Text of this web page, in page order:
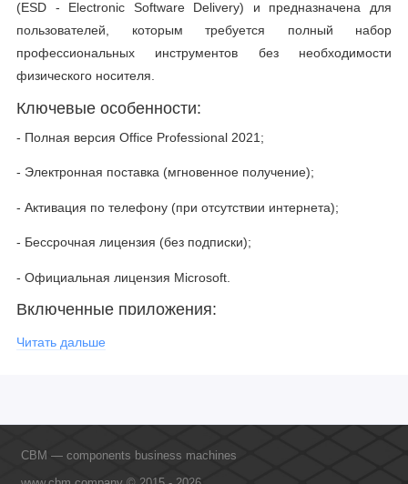
(ESD - Electronic Software Delivery) и предназначена для
пользователей, которым требуется полный набор
профессиональных инструментов без необходимости
физического носителя.
Ключевые особенности:
- Полная версия Office Professional 2021;
- Электронная поставка (мгновенное получение);
- Активация по телефону (при отсутствии интернета);
- Бессрочная лицензия (без подписки);
- Официальная лицензия Microsoft.
Включенные приложения:
- Word 2021 - профессиональный текстовый редактор;
- Access 2021 - работа с базами данных;
Читать дальше
CBM — components business machines